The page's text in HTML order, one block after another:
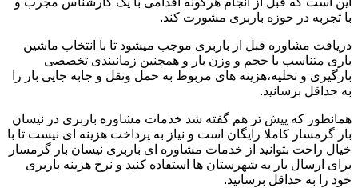
با تجربه در حوزه باربری مشورت کند.
دریافت مشاوره قبل از باربری موجب میشود تا با انتخاب ماشین
باری متناسب با حجم و وزن بار و همچنین زمانبندی تخصصی
بارگیری و تخلیه،هزینه های مربوط به حمل ونقل و جابه جایی بار را
به حداقل برسانید.
همانطور که پیش تر هم گفته شد خدمات مشاوره باربری در نیسان
بار گرمسار کاملا رایگان است و نیاز به پرداخت هزینه ای نیست تا با
خیال راحت بتوانید از خدمات مشاوره ای باربری نیسان بار گرمسار
برای ارسال بار به شهرستان ها استفاده کنید و نرخ هزینه باربری
خود را به حداقل برسانید.